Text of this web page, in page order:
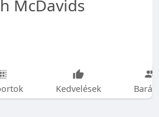
McDavids
Kedvelések